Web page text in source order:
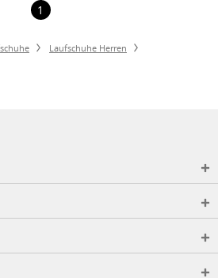
1
Laufschuhe Herren